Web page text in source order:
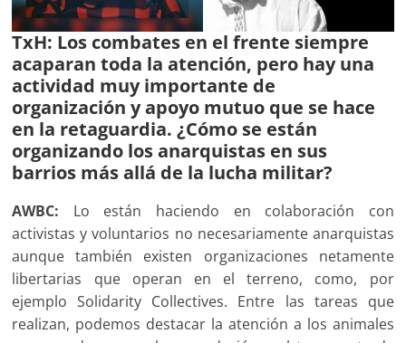
TxH: Los combates en el frente siempre
acaparan toda la atención, pero hay una
actividad muy importante de
organización y apoyo mutuo que se hace
en la retaguardia. ¿Cómo se están
organizando los anarquistas en sus
barrios más allá de la lucha militar?
AWBC: Lo están haciendo en colaboración con
activistas y voluntarios no necesariamente anarquistas
aunque también existen organizaciones netamente
libertarias que operan en el terreno, como, por
ejemplo Solidarity Collectives. Entre las tareas que
realizan, podemos destacar la atención a los animales